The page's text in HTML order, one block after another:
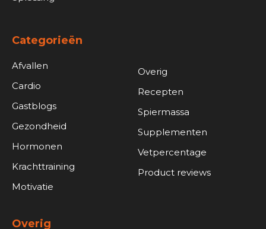
Categorieën
Afvallen
Cardio
Gastblogs
Gezondheid
Hormonen
Krachttraining
Motivatie
Overig
Recepten
Spiermassa
Supplementen
Vetpercentage
Product reviews
Overig